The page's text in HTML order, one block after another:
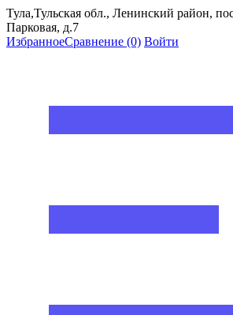
Тула,Тульская обл., Ленинский район,
Парковая, д.7
ИзбранноеСравнение (0) Войти